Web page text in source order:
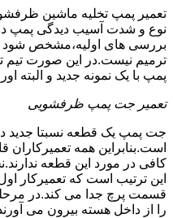
تعمیر پمپ تخلیه ماشین
نوع و شدت آسیب دیدگی پمپ
بررسی های اولیه،مشخص شود
ترمیم نیست.در این صورت تیم
پمپ با یک نمونه جدید و البته
تعمیر جت پمپ ظرفشویی
جت پمپ یک قطعه نسبتا جدید
است.بنابراین همه تعمیرکاران
کافی در مورد این قطعه
این ترتیب است که تعمیرکار
قسمت پرچ جدا می کند.در
را از داخل هسته بیرون می